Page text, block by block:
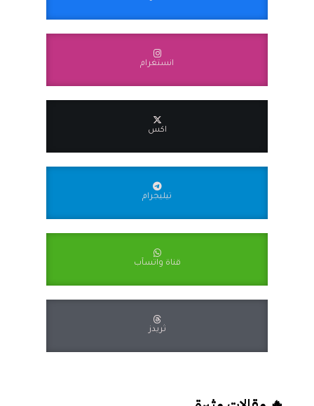
انستغرام
اكس
تيليجرام
قناة واتسآب
ثريدز